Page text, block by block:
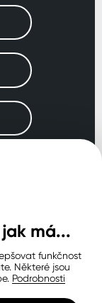
souborů cookie
má...
funkčnost
Některé jsou
Podrobnosti